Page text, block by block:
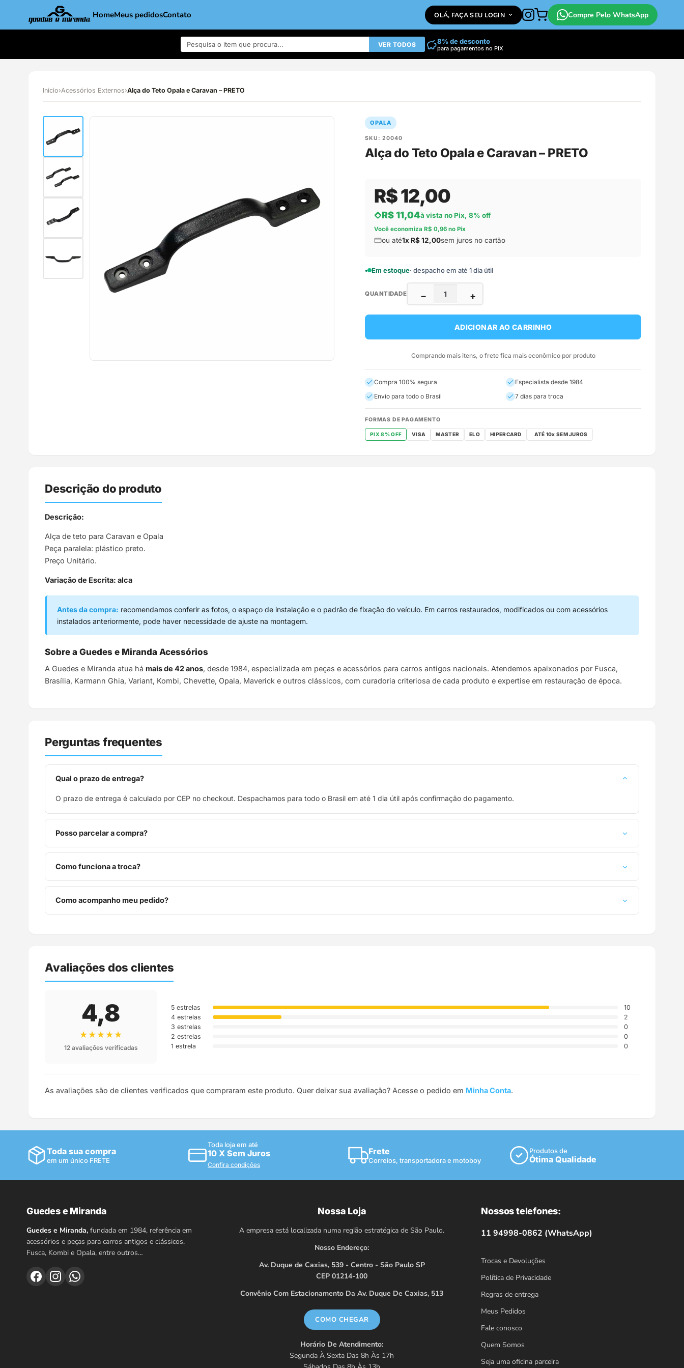
HomeMeus pedidosContato OLÁ, FAÇA SEU LOGIN Compre Pelo WhatsApp
VER TODOS 8% de desconto
para pagamentos no PIX
Início›Acessórios Externos›Alça do Teto Opala e Caravan – PRETO
OPALA
SKU: 20040
Alça do Teto Opala e Caravan – PRETO
R$ 12,00
R$ 11,04à vista no Pix, 8% off
Você economiza R$ 0,96 no Pix
ou até1x R$ 12,00sem juros no cartão
Em estoque· despacho em até 1 dia útil
QUANTIDADE − +
ADICIONAR AO CARRINHO
Comprando mais itens, o frete fica mais econômico por produto
Compra 100% segura
Especialista desde 1984
Envio para todo o Brasil
7 dias para troca
FORMAS DE PAGAMENTO
PIX 8% OFF VISA MASTER ELO HIPERCARD
Descrição do produto
Descrição:
Alça de teto para Caravan e Opala
Peça paralela: plástico preto.
Preço Unitário.
Variação de Escrita: alca
Antes da compra: recomendamos conferir as fotos, o espaço de instalação e o padrão de fixação do veículo. Em carros restaurados, modificados ou com acessórios
instalados anteriormente, pode haver necessidade de ajuste na montagem.
Sobre a Guedes e Miranda Acessórios
A Guedes e Miranda atua há mais de 42 anos, desde 1984, especializada em peças e acessórios para carros antigos nacionais. Atendemos apaixonados por Fusca,
Brasília, Karmann Ghia, Variant, Kombi, Chevette, Opala, Maverick e outros clássicos, com curadoria criteriosa de cada produto e expertise em restauração de época.
Perguntas frequentes
Qual o prazo de entrega?
O prazo de entrega é calculado por CEP no checkout. Despachamos para todo o Brasil em até 1 dia útil após confirmação do pagamento.
Posso parcelar a compra?
Sim, parcelamos em até 10x sem juros no cartão de crédito, ou pague à vista no Pix com 8% de desconto.
Como funciona a troca?
Você tem 7 dias após o recebimento para solicitar troca. Basta entrar em contato pelo WhatsApp ou e-mail.
Como acompanho meu pedido?
Avaliações dos clientes
4,8
★★★★★
12 avaliações verificadas
5 estrelas
10
4 estrelas
2
3 estrelas
0
2 estrelas
0
1 estrela
0
As avaliações são de clientes verificados que compraram este produto. Quer deixar sua avaliação? Acesse o pedido em Minha Conta.
Toda sua compra
em um único FRETE
Toda loja em até
10 X Sem Juros
Confira condições
Frete
Correios, transportadora e motoboy
Produtos de
Ótima Qualidade
Guedes e Miranda
Guedes e Miranda, fundada em 1984, referência em
acessórios e peças para carros antigos e clássicos,
Fusca, Kombi e Opala, entre outros…
Nossa Loja
A empresa está localizada numa região estratégica de São Paulo.
Nosso Endereço:
Av. Duque de Caxias, 539 - Centro - São Paulo SP
CEP 01214-100
Convênio Com Estacionamento Da Av. Duque De Caxias, 513
COMO CHEGAR
Horário De Atendimento:
Segunda À Sexta Das 8h Às 17h
Nossos telefones:
11 94998-0862 (WhatsApp)
Trocas e Devoluções
Política de Privacidade
Regras de entrega
Meus Pedidos
Fale conosco
Quem Somos
Seja uma oficina parceira